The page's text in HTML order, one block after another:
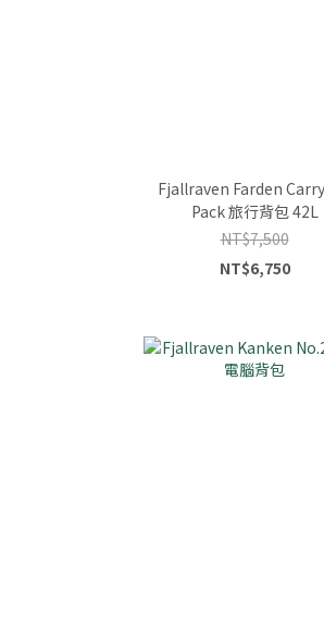
Fjallraven Farden
Pack 旅行背包 42L
NT$7,500
NT$6,750